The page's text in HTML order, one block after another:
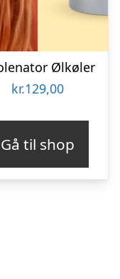
Ølkøler
kr.129,00
Gå til shop